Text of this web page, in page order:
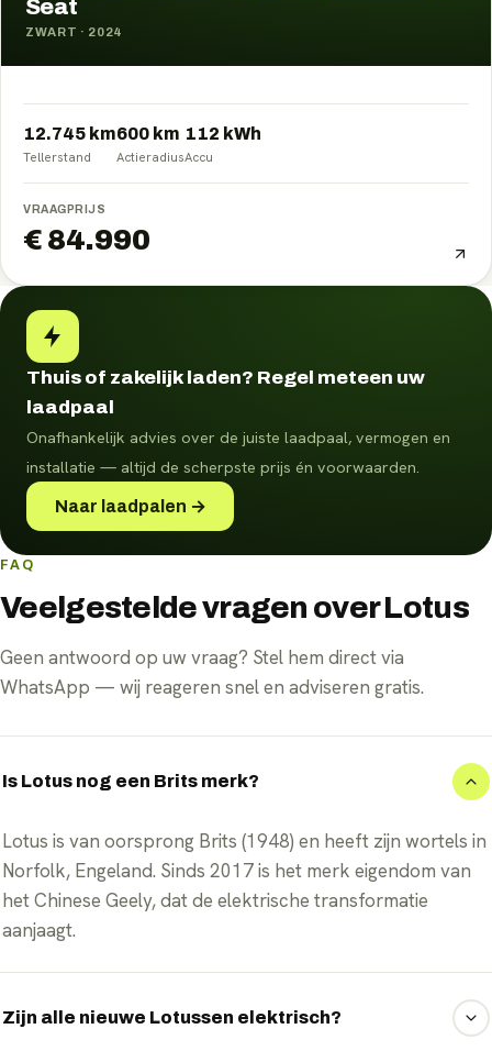
Seat
ZWART · 2024
12.745 km
Tellerstand
600 km
Actieradius
112 kWh
Accu
VRAAGPRIJS
€ 84.990
Thuis of zakelijk laden? Regel meteen uw
laadpaal
Onafhankelijk advies over de juiste laadpaal, vermogen en
installatie — altijd de scherpste prijs én voorwaarden.
Naar laadpalen →
FAQ
Veelgestelde vragen over Lotus
Geen antwoord op uw vraag? Stel hem direct via
WhatsApp — wij reageren snel en adviseren gratis.
Is Lotus nog een Brits merk?
Lotus is van oorsprong Brits (1948) en heeft zijn wortels in
Norfolk, Engeland. Sinds 2017 is het merk eigendom van
het Chinese Geely, dat de elektrische transformatie
aanjaagt.
Zijn alle nieuwe Lotussen elektrisch?